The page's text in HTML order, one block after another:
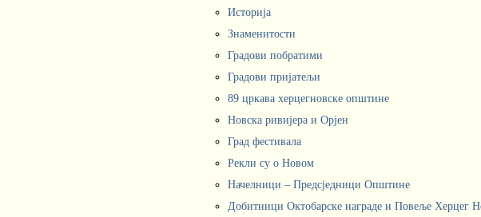
Историја
Знаменитости
Градови побратими
Градови пријатељи
89 цркава херцегновске општине
Новска ривијера и Орјен
Град фестивала
Рекли су о Новом
Начелници – Предсједници Општине
Добитници Октобарске награде и Повеље Херцег